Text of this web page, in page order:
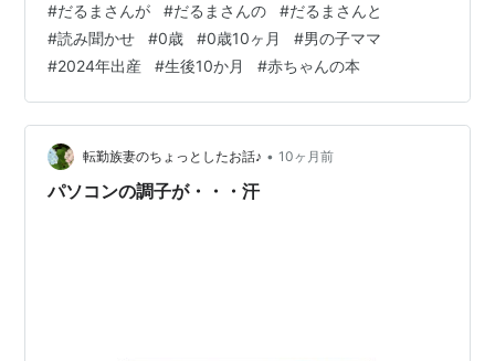
るとかなーり喜ぶ。 その姿がかわいくて仕方ない・・・
クッ・・・orz この3冊セット、プレゼントにもおすすめ
と書いてました。 通常版の3冊セットを買いましたが、
場所によってはプレゼント仕様の3冊セットもありまし
た。 外見が赤い箱だったかな？ ちょっとした出産祝いや
1歳のお誕生日プレゼントにい…
#だるまさんが #だるまさんの #だるまさんと
#読み聞かせ #0歳 #0歳10ヶ月 #男の子ママ
#2024年出産 #生後10か月 #赤ちゃんの本
転勤族妻のちょっとしたお話♪ • 10ヶ月前
パソコンの調子が・・・汗